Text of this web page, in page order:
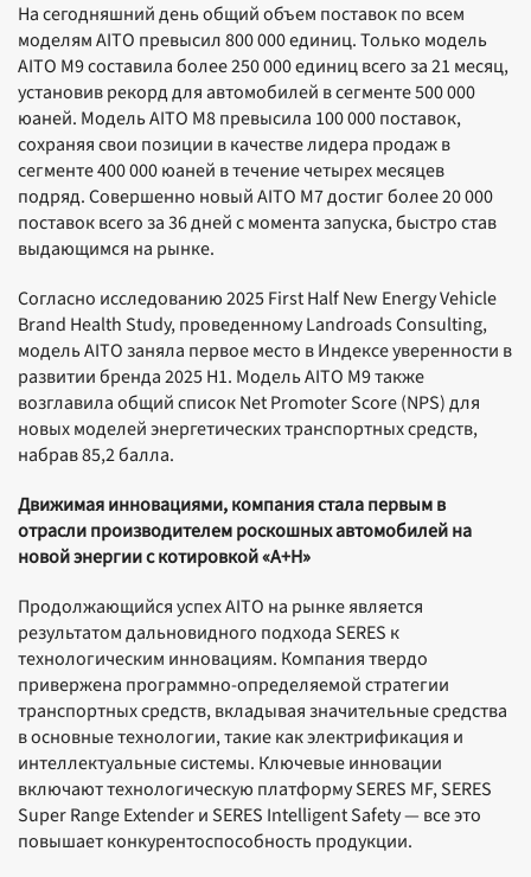
На сегодняшний день общий объем поставок по всем
моделям AITO превысил 800 000 единиц. Только модель
AITO M9 составила более 250 000 единиц всего за 21 месяц,
установив рекорд для автомобилей в сегменте 500 000
юаней. Модель AITO M8 превысила 100 000 поставок,
сохраняя свои позиции в качестве лидера продаж в
сегменте 400 000 юаней в течение четырех месяцев
подряд. Совершенно новый AITO M7 достиг более 20 000
поставок всего за 36 дней с момента запуска, быстро став
выдающимся на рынке.
Согласно исследованию 2025 First Half New Energy Vehicle
Brand Health Study, проведенному Landroads Consulting,
модель AITO заняла первое место в Индексе уверенности в
развитии бренда 2025 H1. Модель AITO M9 также
возглавила общий список Net Promoter Score (NPS) для
новых моделей энергетических транспортных средств,
набрав 85,2 балла.
Движимая инновациями, компания стала первым в
отрасли производителем роскошных автомобилей на
новой энергии с котировкой «A+H»
Продолжающийся успех AITO на рынке является
результатом дальновидного подхода SERES к
технологическим инновациям. Компания твердо
привержена программно-определяемой стратегии
транспортных средств, вкладывая значительные средства
в основные технологии, такие как электрификация и
интеллектуальные системы. Ключевые инновации
включают технологическую платформу SERES MF, SERES
Super Range Extender и SERES Intelligent Safety — все это
повышает конкурентоспособность продукции.